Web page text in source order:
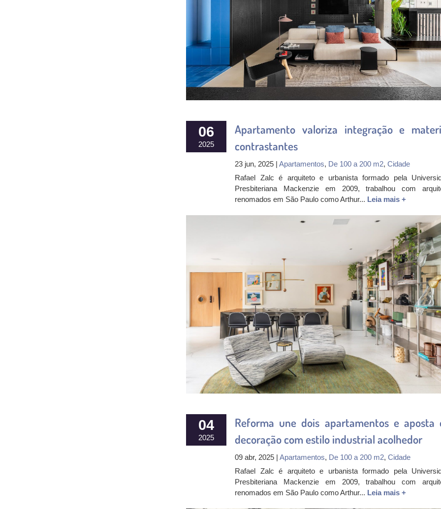
06
2025
Apartamento valoriza integração e
contrastantes
23 jun, 2025 | Apartamentos, De 100 a 200 m2, Cidade
Rafael Zalc é arquiteto e urbanista formado pela
Presbiteriana Mackenzie em 2009, trabalhou com
renomados em São Paulo como Arthur... Leia mais +
04
2025
Reforma une dois apartamentos e aposta
decoração com estilo industrial acolhedor
09 abr, 2025 | Apartamentos, De 100 a 200 m2, Cidade
Rafael Zalc é arquiteto e urbanista formado pela
Presbiteriana Mackenzie em 2009, trabalhou com
renomados em São Paulo como Arthur... Leia mais +